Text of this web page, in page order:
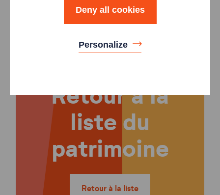
Logement T3 1
Retour à la
liste du
patrimoine
Retour à la liste
Deny all cookies
Personalize